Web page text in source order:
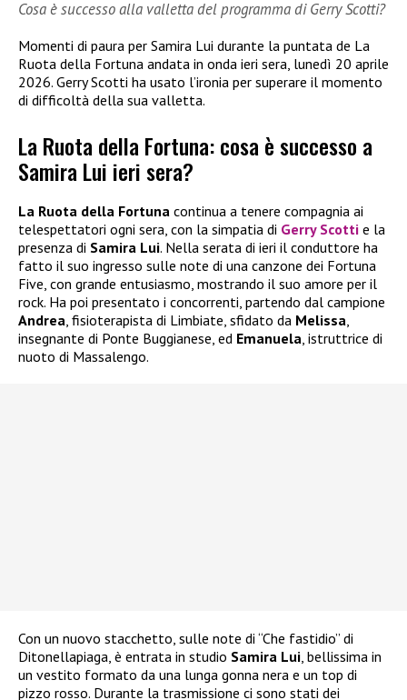
Cosa è successo alla valletta del programma di Gerry Scotti?
Momenti di paura per Samira Lui durante la puntata de La
Ruota della Fortuna andata in onda ieri sera, lunedì 20 aprile
2026. Gerry Scotti ha usato l’ironia per superare il momento
di difficoltà della sua valletta.
La Ruota della Fortuna: cosa è successo a
Samira Lui ieri sera?
La Ruota della Fortuna continua a tenere compagnia ai
telespettatori ogni sera, con la simpatia di Gerry Scotti e la
presenza di Samira Lui. Nella serata di ieri il conduttore ha
fatto il suo ingresso sulle note di una canzone dei Fortuna
Five, con grande entusiasmo, mostrando il suo amore per il
rock. Ha poi presentato i concorrenti, partendo dal campione
Andrea, fisioterapista di Limbiate, sfidato da Melissa,
insegnante di Ponte Buggianese, ed Emanuela, istruttrice di
nuoto di Massalengo.
Con un nuovo stacchetto, sulle note di “Che fastidio” di
Ditonellapiaga, è entrata in studio Samira Lui, bellissima in
un vestito formato da una lunga gonna nera e un top di
pizzo rosso. Durante la trasmissione ci sono stati dei